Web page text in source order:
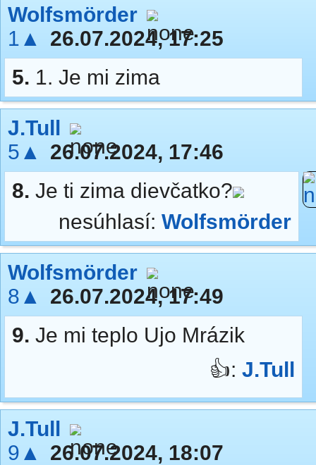
Wolfsmörder
1▲
26.07.2024, 17:25
5. 1. Je mi zima
J.Tull
5▲
26.07.2024, 17:46
8. Je ti zima dievčatko?
nesúhlasí: Wolfsmörder
Wolfsmörder
8▲
26.07.2024, 17:49
9. Je mi teplo Ujo Mrázik
👍: J.Tull
J.Tull
9▲
26.07.2024, 18:07